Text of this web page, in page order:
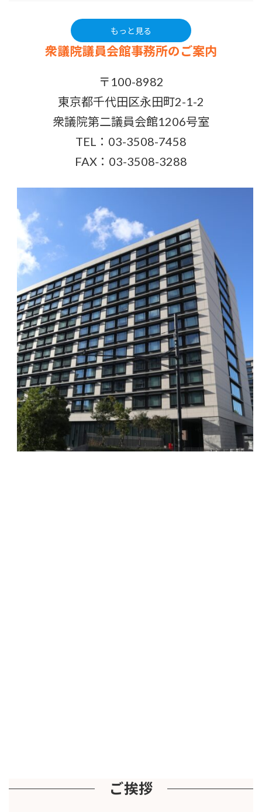
もっと見る
衆議院議員会館事務所のご案内
〒100-8982
東京都千代田区永田町2-1-2
衆議院第二議員会館1206号室
TEL：03-3508-7458
FAX：03-3508-3288
ご挨拶